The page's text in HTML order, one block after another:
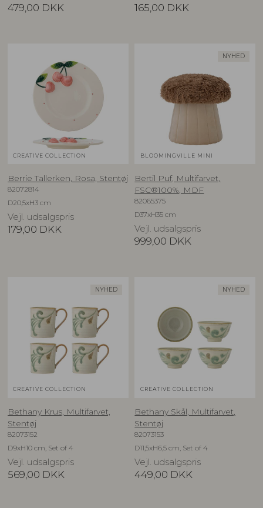
479,00 DKK 165,00 DKK
CREATIVE COLLECTION
Berrie Tallerken, Rosa, Stentøj
82072814
D20,5xH3 cm
Vejl. udsalgspris
179,00 DKK
NYHED
BLOOMINGVILLE MINI
Bertil Puf, Multifarvet,
FSC®100%, MDF
82065375
D37xH35 cm
Vejl. udsalgspris
999,00 DKK
NYHED
CREATIVE COLLECTION
Bethany Krus, Multifarvet,
Stentøj
82073152
D9xH10 cm, Set of 4
Vejl. udsalgspris
569,00 DKK
NYHED
CREATIVE COLLECTION
Bethany Skål, Multifarvet,
Stentøj
82073153
D11,5xH6,5 cm, Set of 4
Vejl. udsalgspris
449,00 DKK